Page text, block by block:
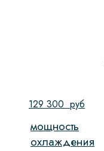
129 300 руб
мощность
охлаждения